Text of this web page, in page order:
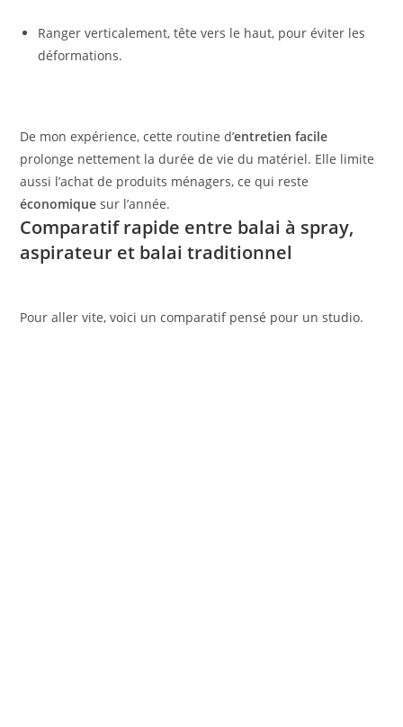
Ranger verticalement, tête vers le haut, pour éviter les
déformations.
De mon expérience, cette routine d’entretien facile
prolonge nettement la durée de vie du matériel. Elle limite
aussi l’achat de produits ménagers, ce qui reste
économique sur l’année.
Comparatif rapide entre balai à spray,
aspirateur et balai traditionnel
Pour aller vite, voici un comparatif pensé pour un studio.